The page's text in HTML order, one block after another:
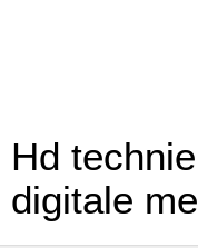
Hd
digitale